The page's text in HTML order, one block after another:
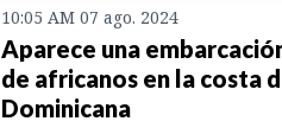
10:05 AM 07 ago. 2024
Aparece una
de africanos en la costa
Dominicana